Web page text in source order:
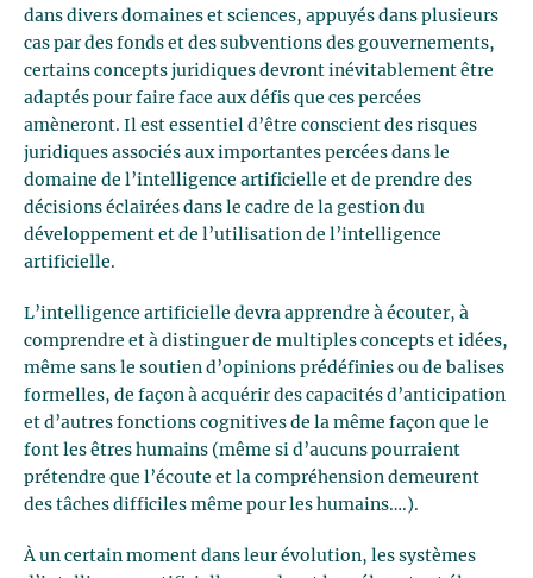
dans divers domaines et sciences, appuyés dans plusieurs
cas par des fonds et des subventions des gouvernements,
certains concepts juridiques devront inévitablement être
adaptés pour faire face aux défis que ces percées
amèneront. Il est essentiel d’être conscient des risques
juridiques associés aux importantes percées dans le
domaine de l’intelligence artificielle et de prendre des
décisions éclairées dans le cadre de la gestion du
développement et de l’utilisation de l’intelligence
artificielle.
L’intelligence artificielle devra apprendre à écouter, à
comprendre et à distinguer de multiples concepts et idées,
même sans le soutien d’opinions prédéfinies ou de balises
formelles, de façon à acquérir des capacités d’anticipation
et d’autres fonctions cognitives de la même façon que le
font les êtres humains (même si d’aucuns pourraient
prétendre que l’écoute et la compréhension demeurent
des tâches difficiles même pour les humains….).
À un certain moment dans leur évolution, les systèmes